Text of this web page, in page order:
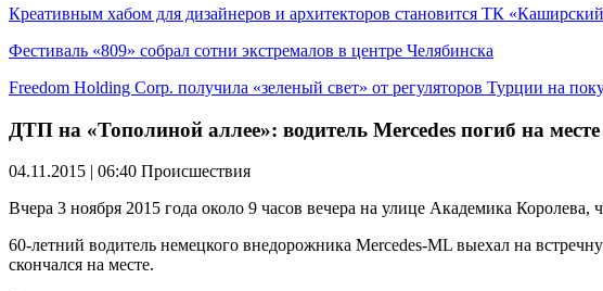
Креативным хабом для дизайнеров и архитекторов становится ТК
Фестиваль «809» собрал сотни экстремалов в центре Челябинска
Freedom Holding Corp. получила «зеленый свет» от регуляторов Турции на
ДТП на «Тополиной аллее»: водитель Mercedes погиб на месте
04.11.2015 | 06:40 Происшествия
Вчера 3 ноября 2015 года около 9 часов вечера на улице Академика
60-летний водитель немецкого внедорожника Mercedes-ML выехал на
скончался на месте.